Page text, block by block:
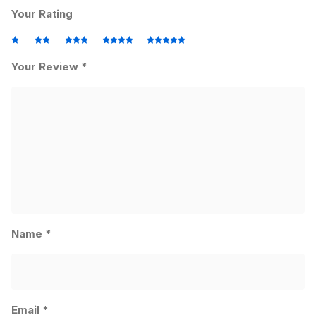
Your Rating
Your Review *
Name *
Email *